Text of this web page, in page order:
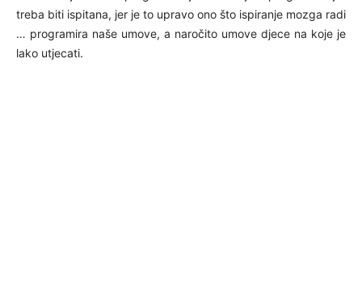
treba biti ispitana, jer je to upravo ono što ispiranje mozga radi
… programira naše umove, a naročito umove djece na koje je
lako utjecati.